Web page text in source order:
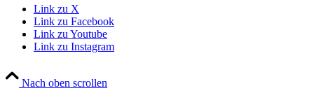
Link zu X
Link zu Facebook
Link zu Youtube
Link zu Instagram
Nach oben scrollen